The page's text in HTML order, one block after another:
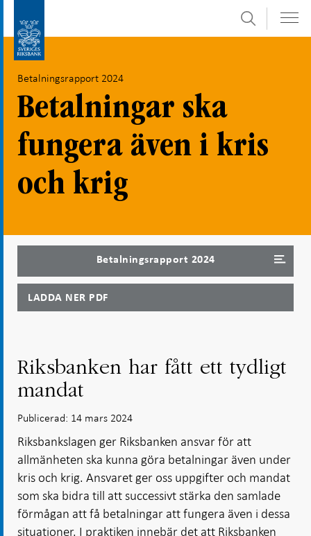
direkt
innehåll
undersidor
Sök
Betalningsrapport 2024
Betalningar ska
fungera även i kris
och krig
Betalningsrapport 2024
LADDA NER PDF
Riksbanken har fått ett tydligt
mandat
Publicerad: 14 mars 2024
Riksbankslagen ger Riksbanken ansvar för att
allmänheten ska kunna göra betalningar även under
kris och krig. Ansvaret ger oss uppgifter och mandat
som ska bidra till att successivt stärka den samlade
förmågan att få betalningar att fungera även i dessa
situationer. I praktiken innebär det att Riksbanken